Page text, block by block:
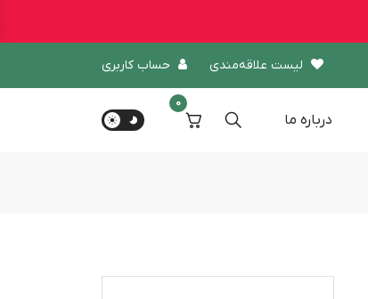
لیست علاقه‌مندی حساب کاربری
درباره‌ ما
0